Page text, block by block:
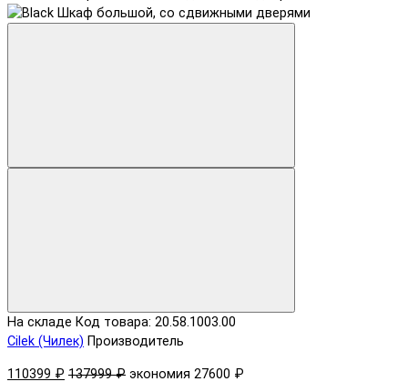
На складе Код товара: 20.58.1003.00
Cilek (Чилек) Производитель
110399 ₽ 137999 ₽ экономия 27600 ₽